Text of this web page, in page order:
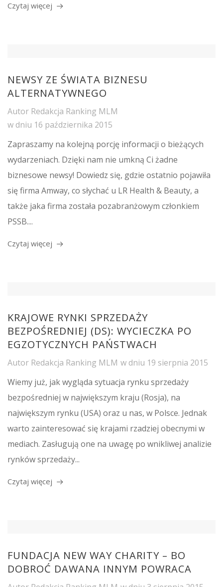
Czytaj więcej
NEWSY ZE ŚWIATA BIZNESU
ALTERNATYWNEGO
Autor Redakcja Ranking MLM
w dniu 16 października 2015
Zapraszamy na kolejną porcję informacji o bieżących
wydarzeniach. Dzięki nam nie umkną Ci żadne
biznesowe newsy! Dowiedz się, gdzie ostatnio pojawiła
się firma Amway, co słychać u LR Health & Beauty, a
także jaka firma została pozabranżowym członkiem
PSSB....
Czytaj więcej
KRAJOWE RYNKI SPRZEDAŻY
BEZPOŚREDNIEJ (DS): WYCIECZKA PO
EGZOTYCZNYCH PAŃSTWACH
Autor Redakcja Ranking MLM w dniu 19 sierpnia 2015
Wiemy już, jak wygląda sytuacja rynku sprzedaży
bezpośredniej w największym kraju (Rosja), na
największym rynku (USA) oraz u nas, w Polsce. Jednak
warto zainteresować się krajami rzadziej obecnymi w
mediach. Zasługują one na uwagę po wnikliwej analizie
rynków sprzedaży...
Czytaj więcej
FUNDACJA NEW WAY CHARITY – BO
DOBROĆ DAWANA INNYM POWRACA